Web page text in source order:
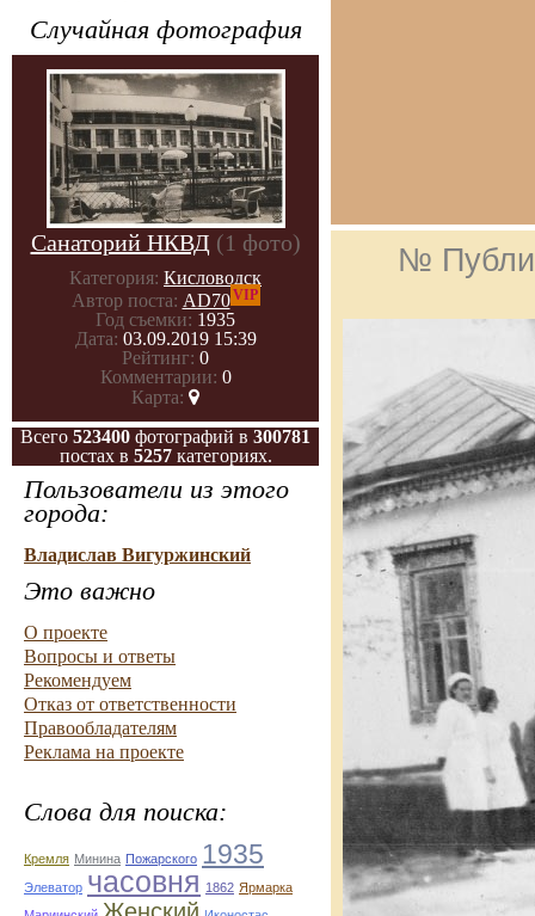
Случайная фотография
Санаторий НКВД (1 фото)
Категория: Кисловодск
Автор поста: AD70VIP
Год съемки: 1935
Дата: 03.09.2019 15:39
Рейтинг: 0
Комментарии: 0
Карта:
Всего 523400 фотографий в 300781
постах в 5257категориях.
Пользователи из этого
города:
Владислав Вигуржинский
Это важно
О проекте
Вопросы и ответы
Рекомендуем
Отказ от ответственности
Правообладателям
Реклама на проекте
Слова для поиска:
Кремля Минина Пожарского 1935
Элеватор часовня 1862 Ярмарка
№